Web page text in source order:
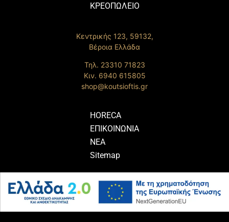
ΚΡΕΟΠΩΛΕΙΟ
Κεντρικής 123, 59132,
Βέροια Ελλάδα
Τηλ. 23310 71823
Κιν. 6940 615805
shop@koutsioftis.gr
HORECA
ΕΠΙΚΟΙΝΩΝΙΑ
ΝΕΑ
Sitemap